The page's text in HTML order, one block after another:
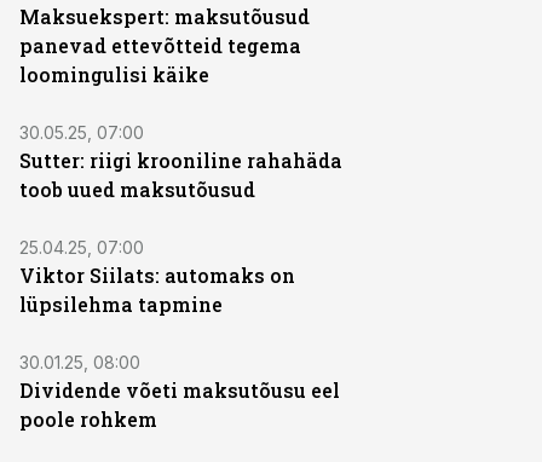
Maksuekspert: maksutõusud
panevad ettevõtteid tegema
loomingulisi käike
30.05.25, 07:00
Sutter: riigi krooniline rahahäda
toob uued maksutõusud
25.04.25, 07:00
Viktor Siilats: automaks on
lüpsilehma tapmine
30.01.25, 08:00
Dividende võeti maksutõusu eel
poole rohkem